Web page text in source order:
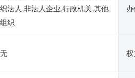
织法人,非法人企业,行政机关,其他
组织
无